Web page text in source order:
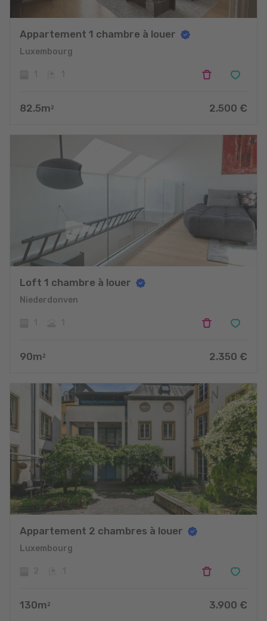
Appartement 1 chambre à louer
Luxembourg
82.5m 2 2.500 €
Loft 1 chambre à louer
Niederdonven
90m 2 2.350 €
Appartement 2 chambres à louer
Luxembourg
130m 2 3.900 €